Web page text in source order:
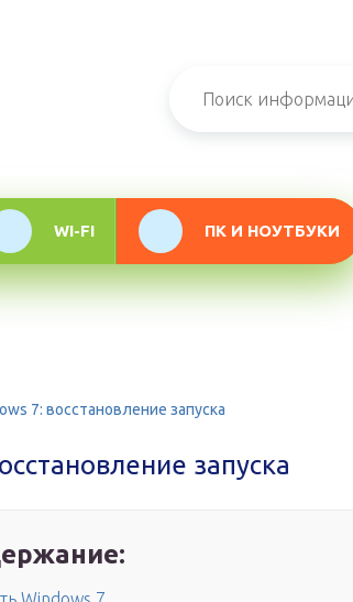
WI-FI ПК И НОУТБУКИ
7: восстановление запуска
запуска